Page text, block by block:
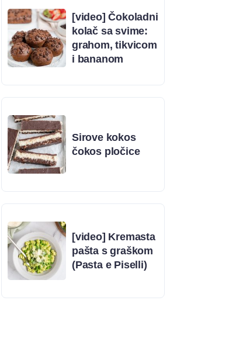
[video] Čokoladni
kolač sa svime:
grahom, tikvicom
i bananom
Sirove kokos
čokos pločice
[video] Kremasta
pašta s graškom
(Pasta e Piselli)